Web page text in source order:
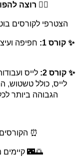
💇‍♀️ רוצה
הצטרפי לקורסים
✨ קורס 1:
✨ קורס 2:
הגבוהה ביותר
⏰
🌅🌃 קיימים